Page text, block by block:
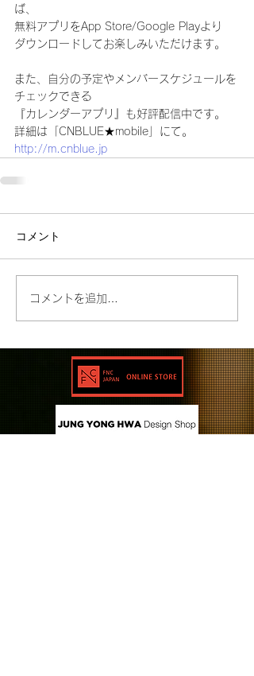
ば、
無料アプリをApp Store/Google Playより
ダウンロードしてお楽しみいただけます。
また、自分の予定やメンバースケジュールを
チェックできる
『カレンダーアプリ』も好評配信中です。
詳細は「CNBLUE★mobile」にて。
http://m.cnblue.jp
コメント
コメントを追加…